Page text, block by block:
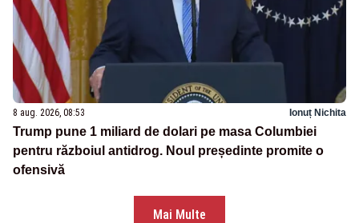
8 aug. 2026, 08:53 Ionuț Nichita
Trump pune 1 miliard de dolari pe masa Columbiei
pentru războiul antidrog. Noul președinte promite o
ofensivă
Mai Multe